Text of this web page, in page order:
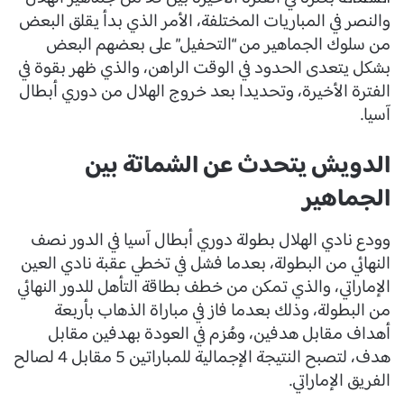
والنصر في المباريات المختلفة، الأمر الذي بدأ يقلق البعض
من سلوك الجماهير من “التحفيل” على بعضهم البعض
بشكل يتعدى الحدود في الوقت الراهن، والذي ظهر بقوة في
الفترة الأخيرة، وتحديدا بعد خروج الهلال من دوري أبطال
آسيا.
الدويش يتحدث عن الشماتة بين
الجماهير
وودع نادي الهلال بطولة دوري أبطال آسيا في الدور نصف
النهائي من البطولة، بعدما فشل في تخطي عقبة نادي العين
الإماراتي، والذي تمكن من خطف بطاقة التأهل للدور النهائي
من البطولة، وذلك بعدما فاز في مباراة الذهاب بأربعة
أهداف مقابل هدفين، وهُزم في العودة بهدفين مقابل
هدف، لتصبح النتيجة الإجمالية للمباراتين 5 مقابل 4 لصالح
الفريق الإماراتي.